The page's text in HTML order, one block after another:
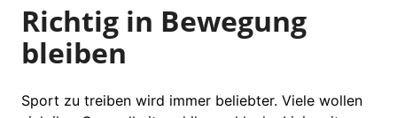
s
p
r
n
Richtig in Bewegung
bleiben
Sport zu treiben wird immer beliebter. Viele wollen